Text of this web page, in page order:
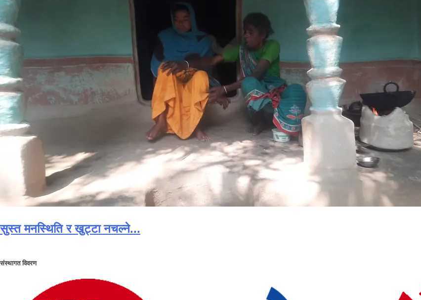
सुस्त मनस्थिति र खुट्टा नचल्ने...
संस्थागत विवरण